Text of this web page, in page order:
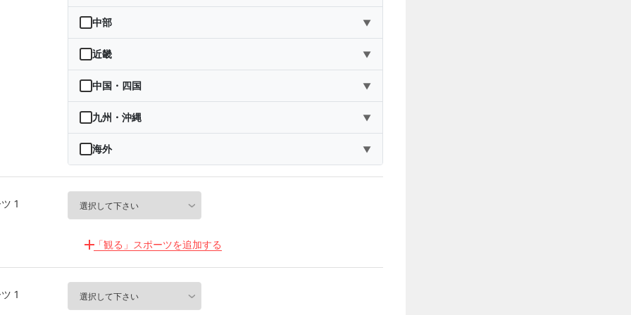
青森県
岩手県
宮城県
秋田県
茨城県
栃木県
群馬県
埼玉県
千葉県
神奈川県
中部 ▼
新潟県
富山県
石川県
福井県
長野県
愛知県
近畿 ▼
三重県
滋賀県
京都府
大阪府
兵庫県
和歌山県
中国・四国 ▼
鳥取県
島根県
岡山県
広島県
徳島県
香川県
九州・沖縄 ▼
福岡県
佐賀県
長崎県
熊本県
大分県
宮崎県
海外 ▼
海外
1
「観る」スポーツを追加する
1